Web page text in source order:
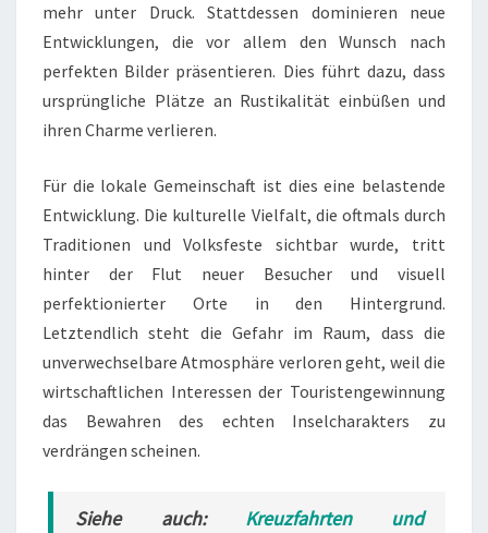
mehr unter Druck. Stattdessen dominieren neue
Entwicklungen, die vor allem den Wunsch nach
perfekten Bilder präsentieren. Dies führt dazu, dass
ursprüngliche Plätze an Rustikalität einbüßen und
ihren Charme verlieren.
Für die lokale Gemeinschaft ist dies eine belastende
Entwicklung. Die kulturelle Vielfalt, die oftmals durch
Traditionen und Volksfeste sichtbar wurde, tritt
hinter der Flut neuer Besucher und visuell
perfektionierter Orte in den Hintergrund.
Letztendlich steht die Gefahr im Raum, dass die
unverwechselbare Atmosphäre verloren geht, weil die
wirtschaftlichen Interessen der Touristengewinnung
das Bewahren des echten Inselcharakters zu
verdrängen scheinen.
Siehe auch: Kreuzfahrten und